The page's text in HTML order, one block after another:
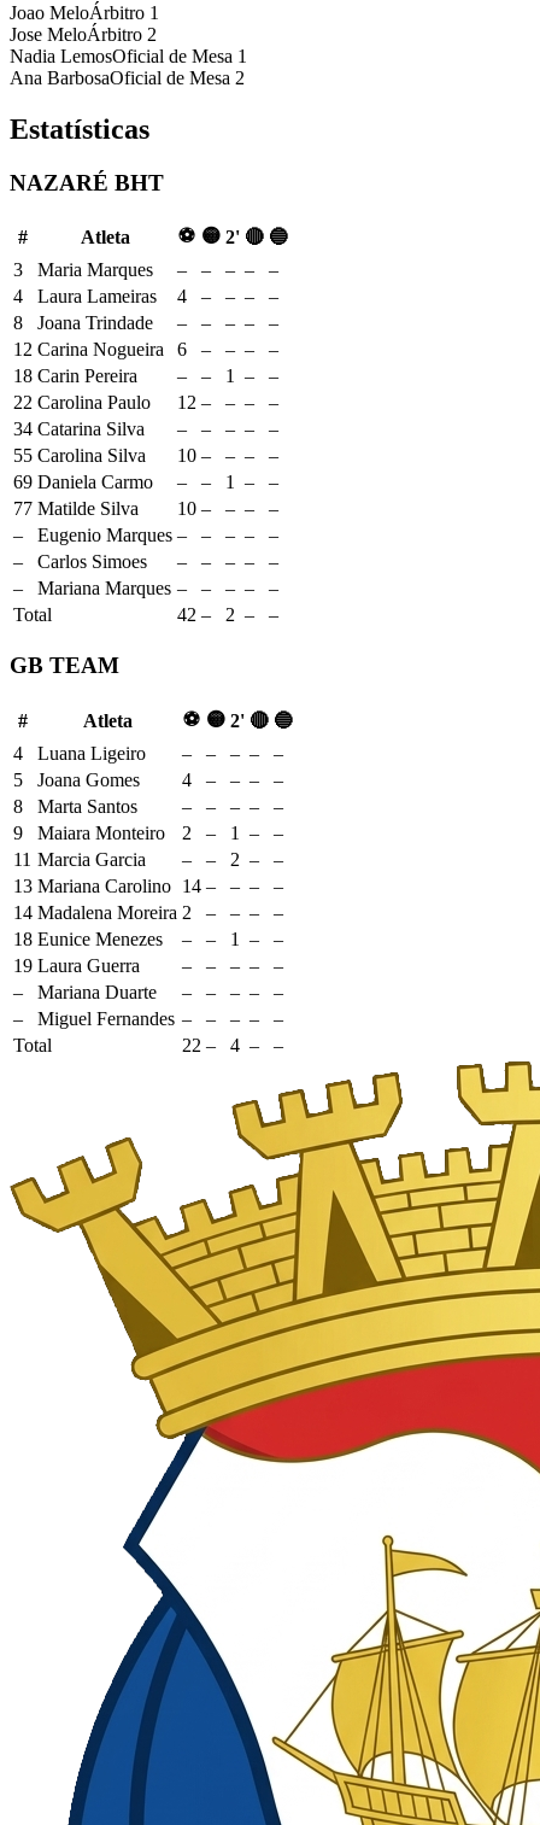
Joao MeloÁrbitro 1
Jose MeloÁrbitro 2
Nadia LemosOficial de Mesa 1
Ana BarbosaOficial de Mesa 2
Estatísticas
NAZARÉ BHT
# Atleta ⚽ 🟡 2' 🔴 🔵
3
Maria Marques – – – –
–
4
Laura Lameiras 4 – – –
–
8
Joana Trindade – – – –
–
12 Carina Nogueira 6 – – –
–
18 Carin Pereira – – 1 –
–
22 Carolina Paulo 12 – – –
–
34 Catarina Silva – – – –
–
55 Carolina Silva 10 – – –
–
69 Daniela Carmo – – 1 –
–
77 Matilde Silva 10 – – –
–
–
Eugenio Marques – – – –
–
–
Carlos Simoes – – – –
–
–
Mariana Marques – – – –
–
Total
42 – 2 – –
GB TEAM
# Atleta ⚽ 🟡 2' 🔴 🔵
4
Luana Ligeiro – – – –
–
5
Joana Gomes 4 – – –
–
8
Marta Santos – – – –
–
9
Maiara Monteiro 2 – 1 –
–
11 Marcia Garcia – – 2 –
–
13 Mariana Carolino 14 – – –
–
14 Madalena Moreira 2 – – –
–
18 Eunice Menezes – – 1 –
–
19 Laura Guerra – – – –
–
–
Mariana Duarte – – – –
–
–
Miguel Fernandes – – – –
–
Total
22 – 4 – –